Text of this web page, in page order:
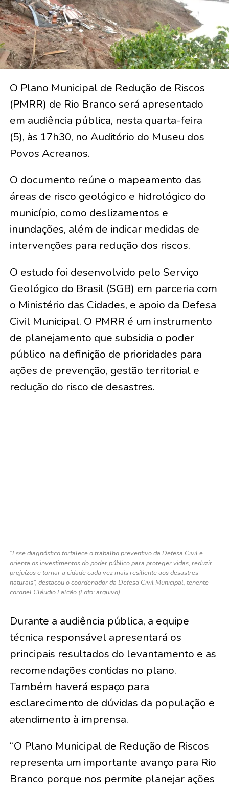
O Plano Municipal de Redução de Riscos
(PMRR) de Rio Branco será apresentado
em audiência pública, nesta quarta-feira
(5), às 17h30, no Auditório do Museu dos
Povos Acreanos.
O documento reúne o mapeamento das
áreas de risco geológico e hidrológico do
município, como deslizamentos e
inundações, além de indicar medidas de
intervenções para redução dos riscos.
O estudo foi desenvolvido pelo Serviço
Geológico do Brasil (SGB) em parceria com
o Ministério das Cidades, e apoio da Defesa
Civil Municipal. O PMRR é um instrumento
de planejamento que subsidia o poder
público na definição de prioridades para
ações de prevenção, gestão territorial e
redução do risco de desastres.
“Esse diagnóstico fortalece o trabalho preventivo da Defesa Civil e
orienta os investimentos do poder público para proteger vidas, reduzir
prejuízos e tornar a cidade cada vez mais resiliente aos desastres
naturais”, destacou o coordenador da Defesa Civil Municipal, tenente-
coronel Cláudio Falcão (Foto: arquivo)
Durante a audiência pública, a equipe
técnica responsável apresentará os
principais resultados do levantamento e as
recomendações contidas no plano.
Também haverá espaço para
esclarecimento de dúvidas da população e
atendimento à imprensa.
“O Plano Municipal de Redução de Riscos
representa um importante avanço para Rio
Branco porque nos permite planejar ações